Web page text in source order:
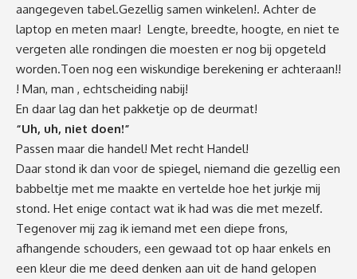
aangegeven tabel.Gezellig samen winkelen!. Achter de
laptop en meten maar! Lengte, breedte, hoogte, en niet te
vergeten alle rondingen die moesten er nog bij opgeteld
worden.Toen nog een wiskundige berekening er achteraan!!
! Man, man , echtscheiding nabij!
En daar lag dan het pakketje op de deurmat!
“Uh, uh, niet doen!”
Passen maar die handel! Met recht Handel!
Daar stond ik dan voor de spiegel, niemand die gezellig een
babbeltje met me maakte en vertelde hoe het jurkje mij
stond. Het enige contact wat ik had was die met mezelf.
Tegenover mij zag ik iemand met een diepe frons,
afhangende schouders, een gewaad tot op haar enkels en
een kleur die me deed denken aan uit de hand gelopen